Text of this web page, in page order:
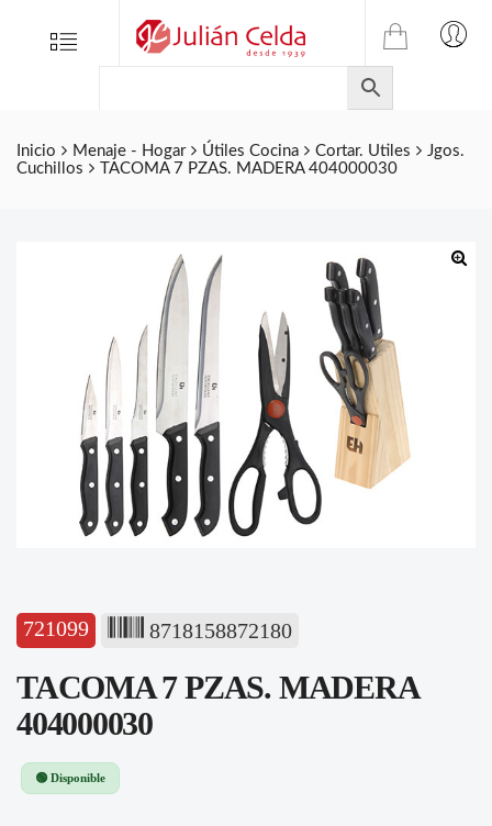
Menu
TIENDA
ONLINE
DE
JULIAN
CELDA
S.L.
Inicio Menaje - Hogar Útiles Cocina Cortar. Utiles
Jgos.
Cuchillos
TACOMA 7 PZAS. MADERA 404000030
721099 8718158872180
TACOMA 7 PZAS. MADERA
404000030
🟢 Disponible
Folletos
Contacto